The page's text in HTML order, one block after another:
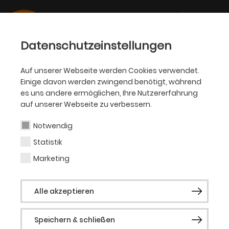
Datenschutzeinstellungen
Auf unserer Webseite werden Cookies verwendet.
Einige davon werden zwingend benötigt, während
es uns andere ermöglichen, Ihre Nutzererfahrung
auf unserer Webseite zu verbessern.
Notwendig
Statistik
Marketing
Alle akzeptieren
Speichern & schließen
03.03.2026 THEATER, OPER, BALLETT,
PHILHARMONIKER
60 Jahre Opernhaus
Dortmund
feiert Jubiläum